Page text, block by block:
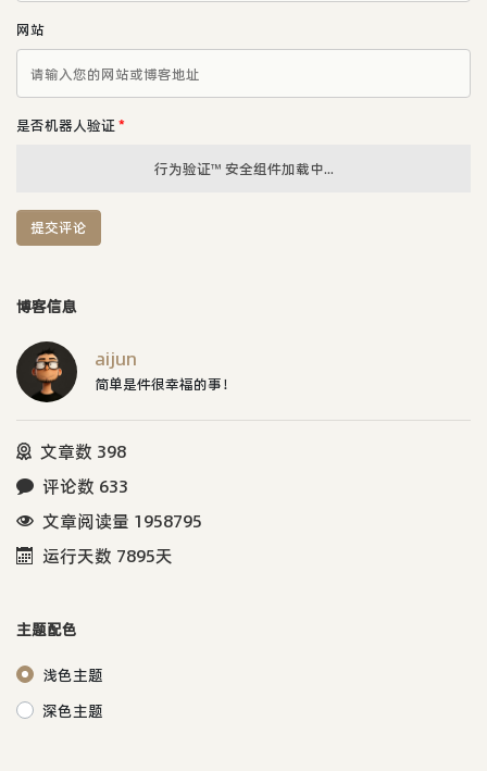
网站
是否机器人验证 *
行为验证™ 安全组件加载中...
提交评论
博客信息
aijun
简单是件很幸福的事！
文章数 398
评论数 633
文章阅读量 1958795
运行天数 7895天
主题配色
浅色主题
深色主题